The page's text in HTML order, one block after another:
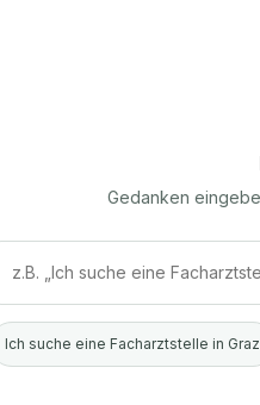
Gedanken
Ich suche eine Facharztstelle in Graz